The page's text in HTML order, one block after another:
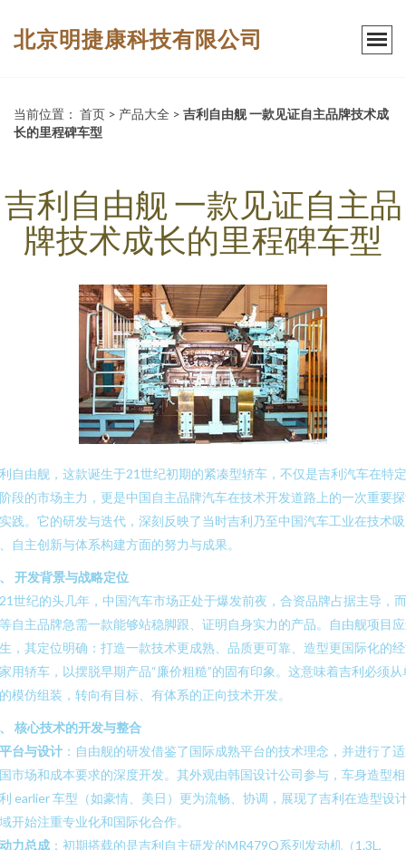
北京明捷康科技有限公司
当前位置： 首页 > 产品大全 > 吉利自由舰 一款见证自主品牌技术成
长的里程碑车型
吉利自由舰 一款见证自主品
牌技术成长的里程碑车型
自由舰，这款诞生于21世纪初期的紧凑型轿车，不仅是吉利汽车在特
段的市场主力，更是中国自主品牌汽车在技术开发道路上的一次重要
践。它的研发与迭代，深刻反映了当时吉利乃至中国汽车工业在技术吸
自主创新与体系构建方面的努力与成果。
开发背景与战略定位
世纪的头几年，中国汽车市场正处于爆发前夜，合资品牌占据主导，
自主品牌急需一款能够站稳脚跟、证明自身实力的产品。自由舰项目
，其定位明确：打造一款技术更成熟、品质更可靠、造型更国际化的
用轿车，以摆脱早期产品“廉价粗糙”的固有印象。这意味着吉利必须从
模仿组装，转向有目标、有体系的正向技术开发。
核心技术的开发与整合
平台与设计 ：自由舰的研发借鉴了国际成熟平台的技术理念，并进行了
市场和成本要求的深度开发。其外观由韩国设计公司参与，车身造型
earlier 车型（如豪情、美日）更为流畅、协调，展现了吉利在造型设
开始注重专业化和国际化合作。
动力总成 ：初期搭载的是吉利自主研发的MR479Q系列发动机（1.3L,